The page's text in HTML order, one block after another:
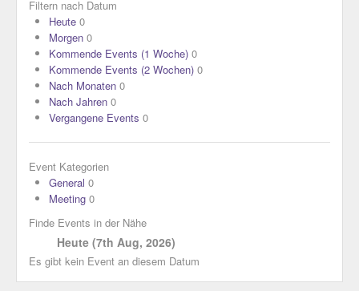
Filtern nach Datum
Heute 0
Morgen 0
Kommende Events (1 Woche) 0
Kommende Events (2 Wochen) 0
Nach Monaten 0
Nach Jahren 0
Vergangene Events 0
Event Kategorien
General 0
Meeting 0
Finde Events in der Nähe
Heute (7th Aug, 2026)
Es gibt kein Event an diesem Datum